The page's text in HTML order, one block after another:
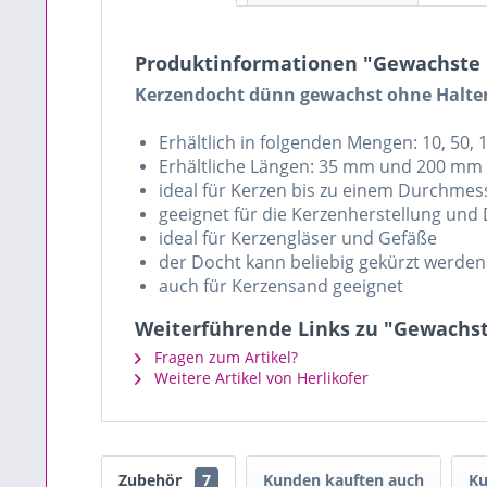
Produktinformationen "Gewachste
Kerzendocht dünn gewachst ohne
Erhältlich in folgenden Mengen: 10, 50,
Erhältliche Längen: 35 mm und 200 mm
ideal für Kerzen bis zu einem
geeignet für die Kerzenherstellung und
ideal für Kerzengläser und Gefäße
der Docht kann beliebig gekürzt werden
auch für Kerzensand geeignet
Weiterführende Links zu
Fragen zum Artikel?
Weitere Artikel von Herlikofer
Zubehör 7 Kunden kauften auch